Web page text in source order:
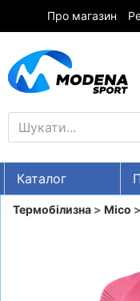
Про магазин
Каталог
UA RU EN
СНОУБОРДИ
Термобілизна > Mico